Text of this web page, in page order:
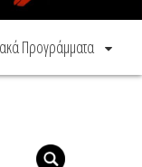
Προγράμματα